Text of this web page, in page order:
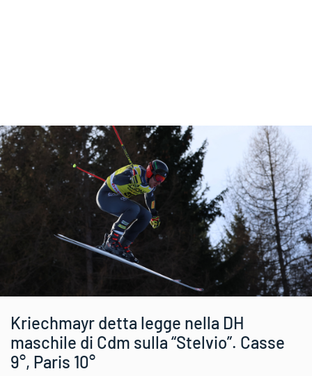
Kriechmayr detta legge nella DH
maschile di Cdm sulla “Stelvio”. Casse
9°, Paris 10°